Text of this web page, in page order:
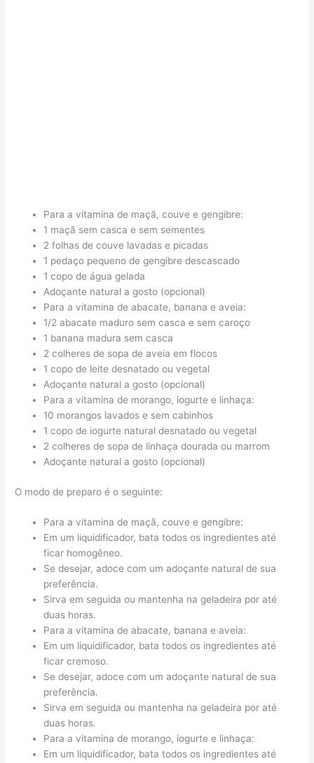
Para a vitamina de maçã, couve e gengibre:
1 maçã sem casca e sem sementes
2 folhas de couve lavadas e picadas
1 pedaço pequeno de gengibre descascado
1 copo de água gelada
Adoçante natural a gosto (opcional)
Para a vitamina de abacate, banana e aveia:
1/2 abacate maduro sem casca e sem caroço
1 banana madura sem casca
2 colheres de sopa de aveia em flocos
1 copo de leite desnatado ou vegetal
Adoçante natural a gosto (opcional)
Para a vitamina de morango, iogurte e linhaça:
10 morangos lavados e sem cabinhos
1 copo de iogurte natural desnatado ou vegetal
2 colheres de sopa de linhaça dourada ou marrom
Adoçante natural a gosto (opcional)
O modo de preparo é o seguinte:
Para a vitamina de maçã, couve e gengibre:
Em um liquidificador, bata todos os ingredientes até
ficar homogêneo.
Se desejar, adoce com um adoçante natural de sua
preferência.
Sirva em seguida ou mantenha na geladeira por até
duas horas.
Para a vitamina de abacate, banana e aveia:
Em um liquidificador, bata todos os ingredientes até
ficar cremoso.
Se desejar, adoce com um adoçante natural de sua
preferência.
Sirva em seguida ou mantenha na geladeira por até
duas horas.
Para a vitamina de morango, iogurte e linhaça:
Em um liquidificador, bata todos os ingredientes até